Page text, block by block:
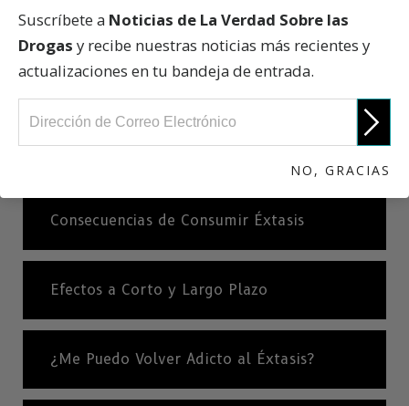
¿Bailando con la MUERTE?
¿Qué es el Éxtasis?
¿Sueño o Pesadilla?
Consecuencias de Consumir Éxtasis
Efectos a Corto y Largo Plazo
¿Me Puedo Volver Adicto al Éxtasis?
Suscríbete a Noticias de La Verdad Sobre las
Drogas y recibe nuestras noticias más recientes y
actualizaciones en tu bandeja de entrada.
NO, GRACIAS